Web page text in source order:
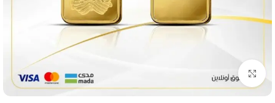
Click to enlarge